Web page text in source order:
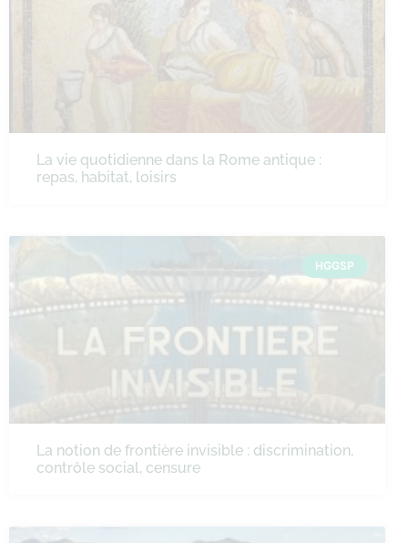
La vie quotidienne dans la Rome antique :
repas, habitat, loisirs
HGGSP
La notion de frontière invisible : discrimination,
contrôle social, censure